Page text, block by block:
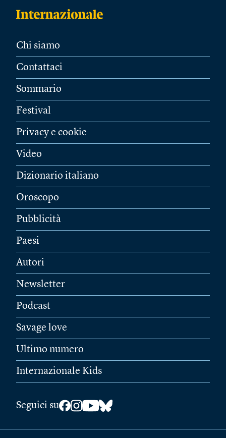
Chi siamo
Contattaci
Sommario
Festival
Privacy e cookie
Video
Dizionario italiano
Oroscopo
Pubblicità
Paesi
Autori
Newsletter
Podcast
Savage love
Ultimo numero
Internazionale Kids
Seguici su